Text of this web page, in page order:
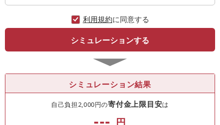
利用規約に同意する
シミュレーション結果
自己負担2,000円の寄付金上限目安は
--- 円